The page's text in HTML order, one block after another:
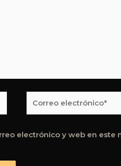
electrónico*
electrónico y web en este